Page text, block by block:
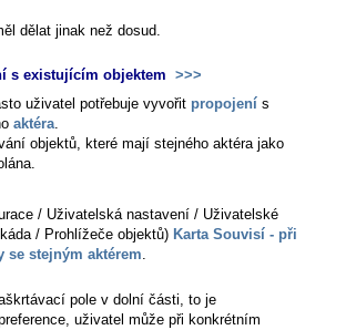
dělat jinak než dosud.
s existujícím objektem >>>
uživatel potřebuje vyvořit propojení s
aktéra.
objektů, které mají stejného aktéra jako
/ Uživatelská nastavení / Uživatelské
/ Prohlížeče objektů) Karta Souvisí - při
stejným aktérem.
pole v dolní části, to je
uživatel může při konkrétním